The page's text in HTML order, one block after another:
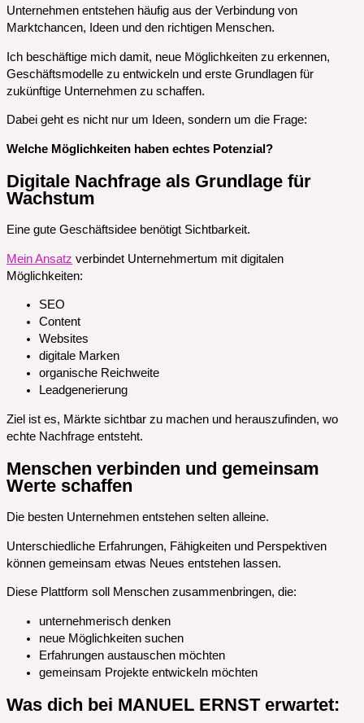
Unternehmen entstehen häufig aus der Verbindung von
Marktchancen, Ideen und den richtigen Menschen.
Ich beschäftige mich damit, neue Möglichkeiten zu erkennen,
Geschäftsmodelle zu entwickeln und erste Grundlagen für
zukünftige Unternehmen zu schaffen.
Dabei geht es nicht nur um Ideen, sondern um die Frage:
Welche Möglichkeiten haben echtes Potenzial?
Digitale Nachfrage als Grundlage für
Wachstum
Eine gute Geschäftsidee benötigt Sichtbarkeit.
Mein Ansatz verbindet Unternehmertum mit digitalen
Möglichkeiten:
SEO
Content
Websites
digitale Marken
organische Reichweite
Leadgenerierung
Ziel ist es, Märkte sichtbar zu machen und herauszufinden, wo
echte Nachfrage entsteht.
Menschen verbinden und gemeinsam
Werte schaffen
Die besten Unternehmen entstehen selten alleine.
Unterschiedliche Erfahrungen, Fähigkeiten und Perspektiven
können gemeinsam etwas Neues entstehen lassen.
Diese Plattform soll Menschen zusammenbringen, die:
unternehmerisch denken
neue Möglichkeiten suchen
Erfahrungen austauschen möchten
gemeinsam Projekte entwickeln möchten
Was dich bei MANUEL ERNST erwartet: